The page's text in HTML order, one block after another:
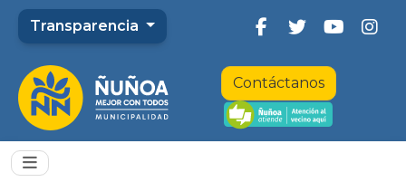
Transparencia
Contáctanos